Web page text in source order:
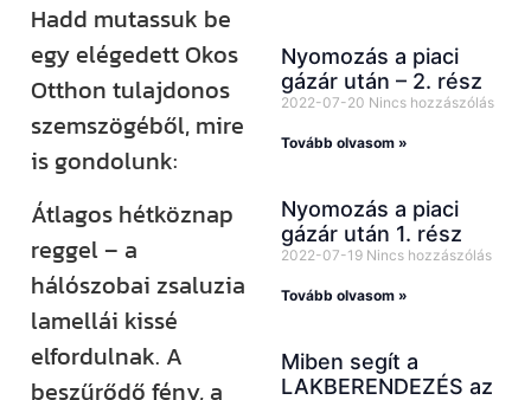
Hadd mutassuk be
egy elégedett Okos
Otthon tulajdonos
szemszögéből, mire
is gondolunk:
Átlagos hétköznap
reggel – a
hálószobai zsaluzia
lamellái kissé
elfordulnak. A
beszűrődő fény, a
Nyomozás a piaci
gázár után – 2. rész
2022-07-20 Nincs hozzászólás
Tovább olvasom »
Nyomozás a piaci
gázár után 1. rész
2022-07-19 Nincs hozzászólás
Tovább olvasom »
Miben segít a
LAKBERENDEZÉS az